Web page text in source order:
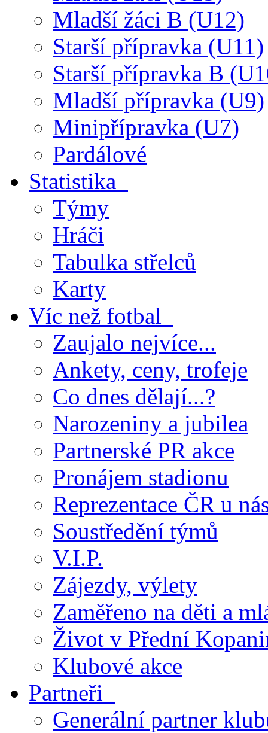
Mladší žáci B (U12)
Starší přípravka (U11)
Starší přípravka B
Mladší přípravka (U9)
Minipřípravka (U7)
Pardálové
Statistika
Týmy
Hráči
Tabulka střelců
Karty
Víc než fotbal
Zaujalo nejvíce...
Ankety, ceny, trofeje
Co dnes dělají...?
Narozeniny a jubilea
Partnerské PR akce
Pronájem stadionu
Reprezentace ČR u
Soustředění týmů
V.I.P.
Zájezdy, výlety
Zaměřeno na děti a
Život v Přední
Klubové akce
Partneři
Generální partner